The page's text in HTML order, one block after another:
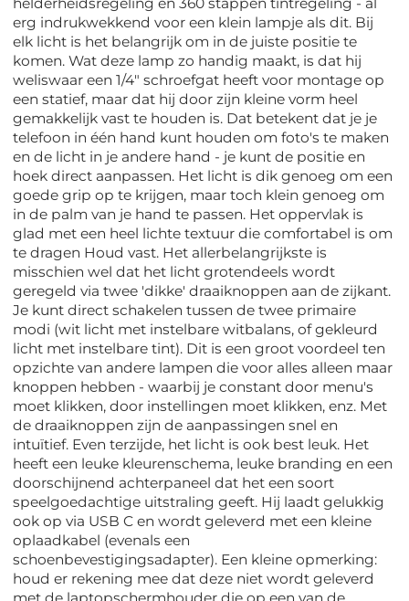
erg indrukwekkend voor een klein lampje als dit. Bij
elk licht is het belangrijk om in de juiste positie te
komen. Wat deze lamp zo handig maakt, is dat hij
weliswaar een 1/4" schroefgat heeft voor montage op
een statief, maar dat hij door zijn kleine vorm heel
gemakkelijk vast te houden is. Dat betekent dat je je
telefoon in één hand kunt houden om foto's te maken
en de licht in je andere hand - je kunt de positie en
hoek direct aanpassen. Het licht is dik genoeg om een
goede grip op te krijgen, maar toch klein genoeg om
in de palm van je hand te passen. Het oppervlak is
glad met een heel lichte textuur die comfortabel is om
te dragen Houd vast. Het allerbelangrijkste is
misschien wel dat het licht grotendeels wordt
geregeld via twee 'dikke' draaiknoppen aan de zijkant.
Je kunt direct schakelen tussen de twee primaire
modi (wit licht met instelbare witbalans, of gekleurd
licht met instelbare tint). Dit is een groot voordeel ten
opzichte van andere lampen die voor alles alleen maar
knoppen hebben - waarbij je constant door menu's
moet klikken, door instellingen moet klikken, enz. Met
de draaiknoppen zijn de aanpassingen snel en
intuïtief. Even terzijde, het licht is ook best leuk. Het
heeft een leuke kleurenschema, leuke branding en een
doorschijnend achterpaneel dat het een soort
speelgoedachtige uitstraling geeft. Hij laadt gelukkig
ook op via USB C en wordt geleverd met een kleine
oplaadkabel (evenals een
schoenbevestigingsadapter). Een kleine opmerking:
houd er rekening mee dat deze niet wordt geleverd